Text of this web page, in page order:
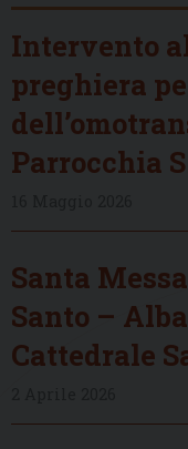
Intervento
preghiera
Parrocchia
Santa
Santo –
Cattedrale